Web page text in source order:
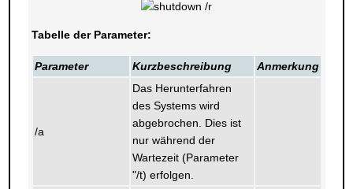
Tabelle der Parameter:
Parameter Kurzbeschreibung Anmerkung
/a
Das Herunterfahren
des Systems wird
abgebrochen. Dies ist
nur während der
Wartezeit (Parameter
"/t) erfolgen.